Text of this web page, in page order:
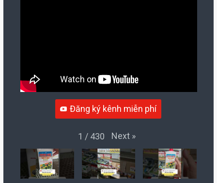
Đăng ký kênh miễn phí
1 / 430 Next »